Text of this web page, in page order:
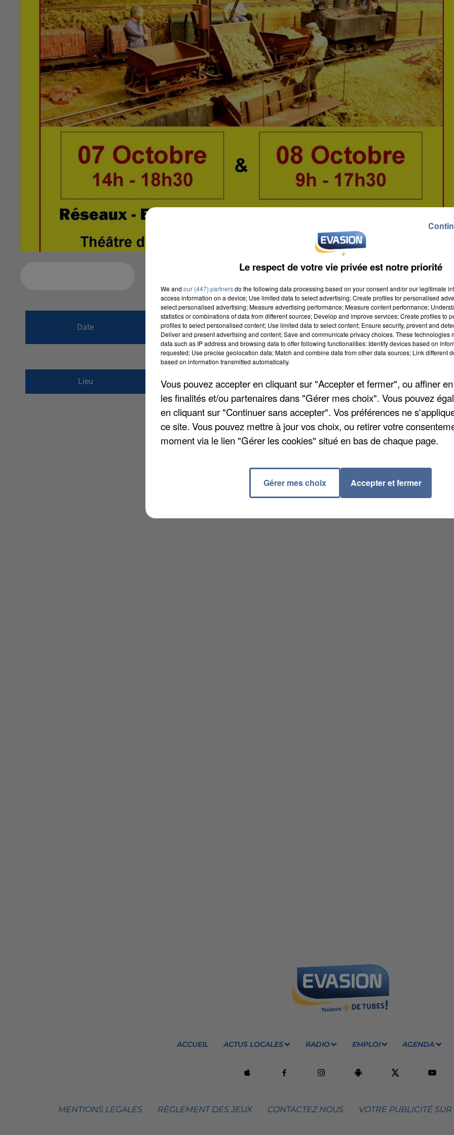
Date
du7 octobre 2017 à 9h00
au8 octobre 2017 à 19h59
Lieu
80300 Albert
ACCUEIL ACTUS LOCALES RADIO EMPLOI AGENDA
MENTIONS LEGALES RÈGLEMENT DES JEUX CONTACTEZ NOUS VOTRE PUBLICITÉ
Le respect de votre vie privée est notre priorité
We and our (447) partnersdo the following data processing based on your consent and/or our legitimate
access information on a device; Use limited data to select advertising; Create profiles for personalised
select personalised advertising; Measure advertising performance; Measure content performance;
statistics or combinations of data from different sources; Develop and improve services; Create profiles to
profiles to select personalised content; Use limited data to select content; Ensure security, prevent and
Deliver and present advertising and content; Save and communicate privacy choices. These technologies
data such as IP address and browsing data to offer following functionalities: Identify devices based on
requested; Use precise geolocation data; Match and combine data from other data sources; Link different
based on information transmitted automatically.
Vous pouvez accepter en cliquant sur "Accepter et fermer", ou affiner
les finalités et/ou partenaires dans "Gérer mes choix". Vous pouvez
en cliquant sur "Continuer sans accepter". Vos préférences ne
ce site. Vous pouvez mettre à jour vos choix, ou retirer votre
moment via le lien "Gérer les cookies" situé en bas de chaque page.
Gérer mes choix Accepter et fermer